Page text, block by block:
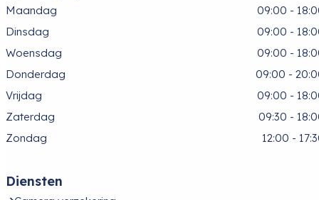
Maandag
09:00 -
Dinsdag
09:00 -
Woensdag
09:00 -
Donderdag
09:00 -
Vrijdag
09:00 -
Zaterdag
09:30 -
Zondag
12:00 -
Diensten